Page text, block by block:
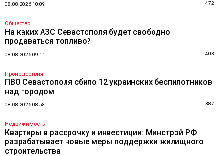
08.08.2026 10:09 472
Общество
На каких АЗС Севастополя будет свободно
продаваться топливо?
08.08.2026 09:11 403
Происшествия
ПВО Севастополя сбило 12 украинских беспилотников
над городом
08.08.2026 08:58 387
Недвижимость
Квартиры в рассрочку и инвестиции: Минстрой РФ
разрабатывает новые меры поддержки жилищного
строительства